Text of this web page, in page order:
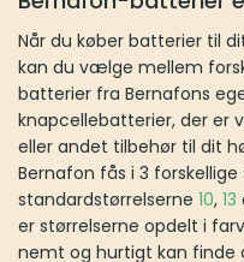
Når du køber batterier til dit
vælge mellem forskellige
Bernafons eget mærke,
velegnede til
høreapparat. Batterierne fra
nemlig standardstørrelserne
måde er størrelserne opdelt i
nemt og hurtigt kan finde
Høreapparatbatterier har en